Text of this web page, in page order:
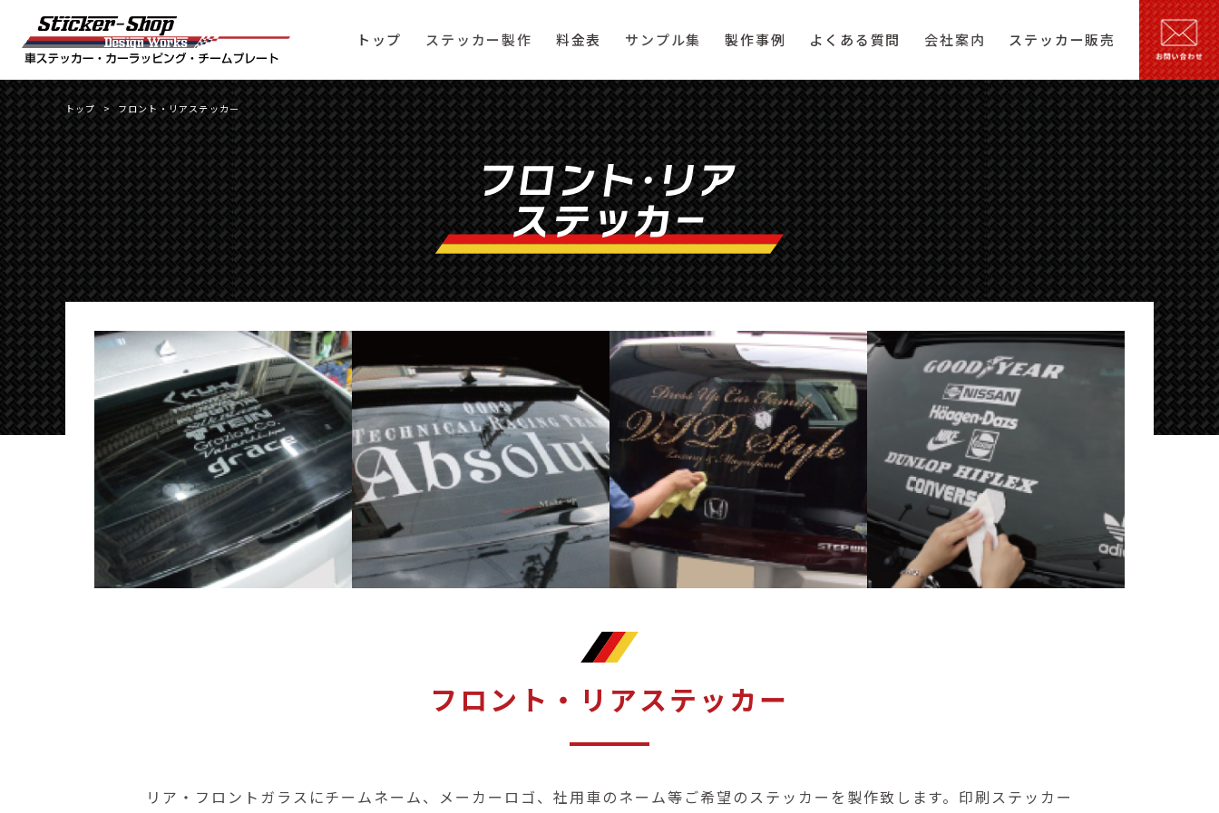
トップ ステッカー製作 料金表 サンプル集 製作事例 よくある質問 会社案内 ステッカー販売
トップ > フロント・リアステッカー
フロント・リアステッカー
リア・フロントガラスにチームネーム、メーカーロゴ、社用車のネーム等ご希望のステッカーを製作致します。印刷ステッカー